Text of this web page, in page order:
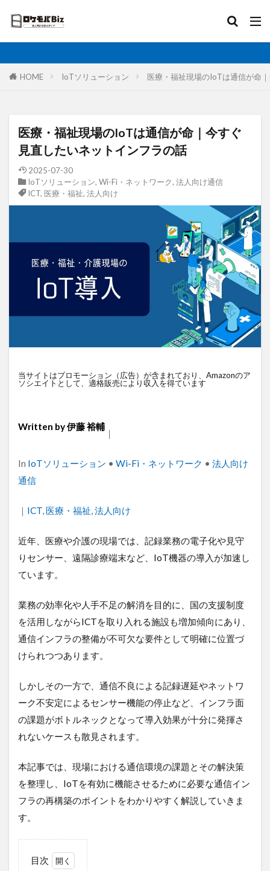
HOME IoTソリューション 医療・福祉現場のIoTは通信が命
医療・福祉現場のIoTは通信が命｜今すぐ
見直したいネットインフラの話
2025-07-30
IoTソリューション, Wi-Fi・ネットワーク, 法人向け通信
ICT, 医療・福祉, 法人向け
当サイトはプロモーション（広告）が含まれており、Amazonのア
ソシエイトとして、適格販売により収入を得ています
Written by伊藤 裕輔
｜
Categories
In IoTソリューション • Wi-Fi・ネットワーク • 法人向け
通信
｜ Tags
ICT, 医療・福祉,法人向け
近年、医療や介護の現場では、記録業務の電子化や見守
りセンサー、遠隔診療端末など、IoT機器の導入が加速し
ています。
業務の効率化や人手不足の解消を目的に、国の支援制度
を活用しながらICTを取り入れる施設も増加傾向にあり、
通信インフラの整備が不可欠な要件として明確に位置づ
けられつつあります。
しかしその一方で、通信不良による記録遅延やネットワ
ーク不安定によるセンサー機能の停止など、インフラ面
の課題がボトルネックとなって導入効果が十分に発揮さ
れないケースも散見されます。
本記事では、現場における通信環境の課題とその解決策
を整理し、IoTを有効に機能させるために必要な通信イン
フラの再構築のポイントをわかりやすく解説していきま
す。
目次
比較 固定IP IoT 無制限 ロケットモバイル
タグ
AI 土木工事 格安SIM
映像伝送
大手キャリア
大容量プラン
固定IP
光回線
レーザー測量
ルーター
リモートワーク
業務効率化
法人向け
ホームルーター
衛星通信
電気設備管理
量子コンピュータ
遠隔監視
遠隔操作 道路管理
運送業
農業
車両管理 訪問介護
衛星測位
神プラン
火山監視
温度管理
モバイルルーター
PQC移行
Pixel
センサーカメラ
バス
タブレット
スマート農業
スマートメーター
ゲートウェイ
クラウドWi-Fi
キャッシュレス決済
カメラ
おすすめ
エンジン監視 飲食店
検索